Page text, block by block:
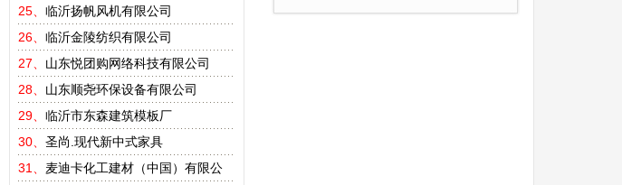
25、 临沂扬帆风机有限公司
26、 临沂金陵纺织有限公司
27、 山东悦团购网络科技有限公司
28、 山东顺尧环保设备有限公司
29、 临沂市东森建筑模板厂
30、 圣尚.现代新中式家具
31、 麦迪卡化工建材（中国）有限公